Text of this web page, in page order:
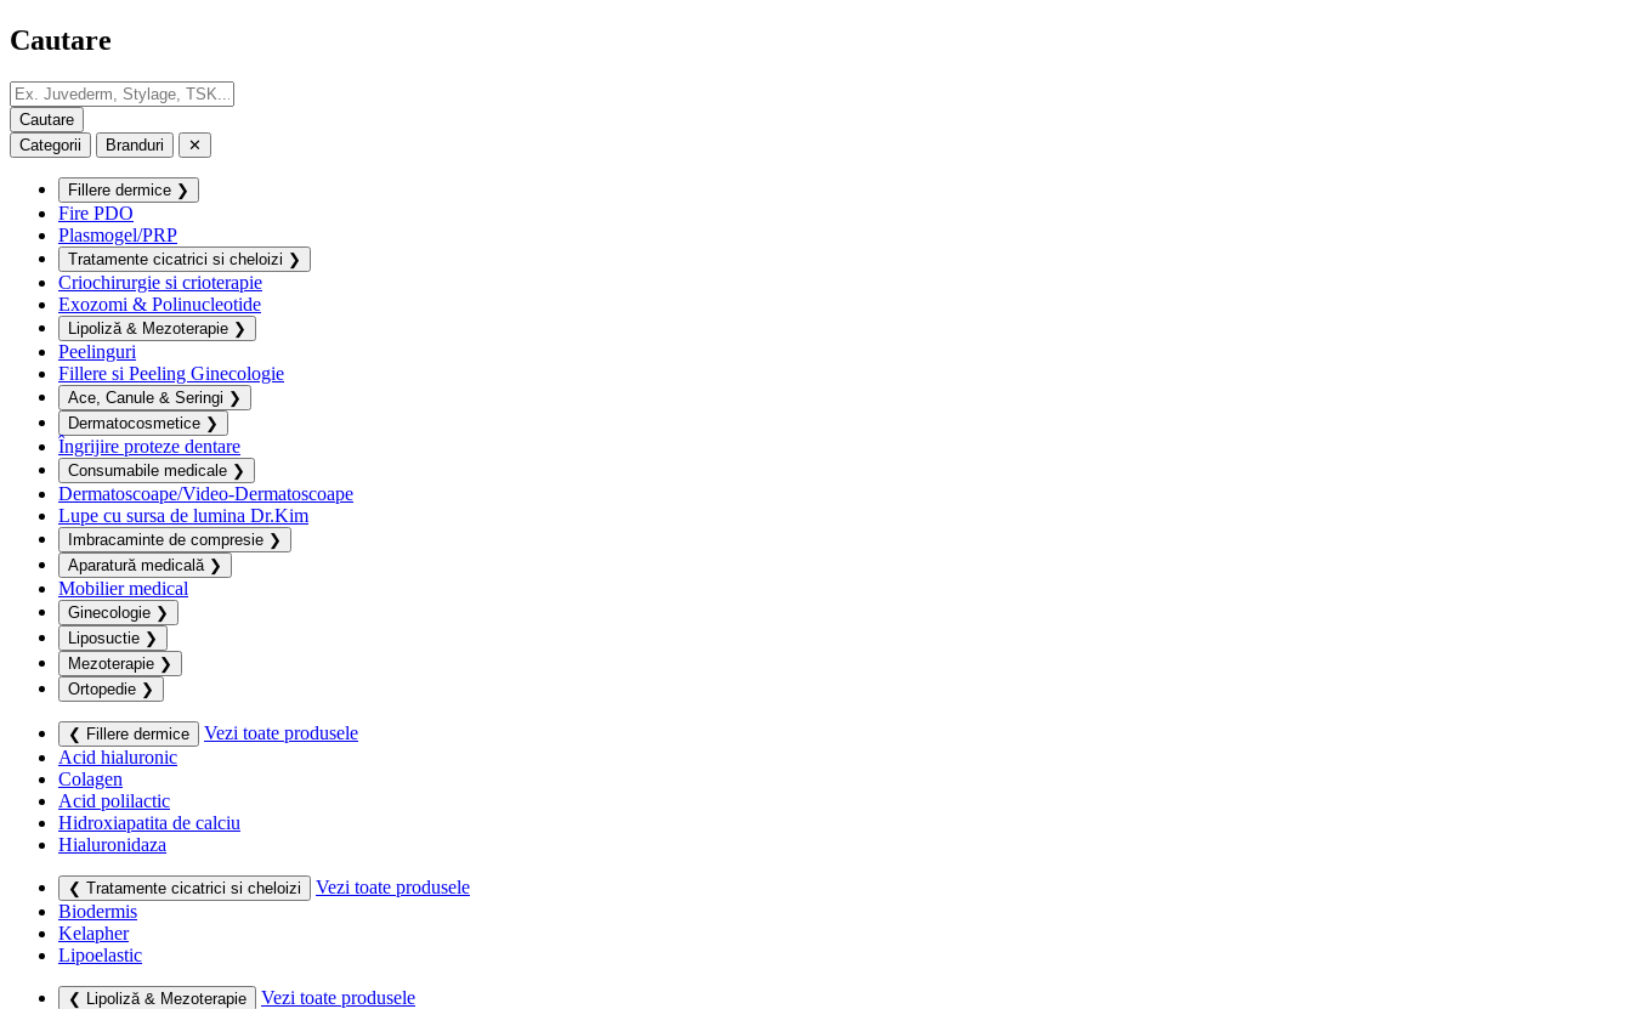
Cautare
Categorii Branduri ✕
Fillere dermice ❯
Fire PDO
Plasmogel/PRP
Tratamente cicatrici si cheloizi ❯
Criochirurgie si crioterapie
Exozomi & Polinucleotide
Lipoliză & Mezoterapie ❯
Peelinguri
Fillere si Peeling Ginecologie
Ace, Canule & Seringi ❯
Dermatocosmetice ❯
Îngrijire proteze dentare
Consumabile medicale ❯
Dermatoscoape/Video-Dermatoscoape
Lupe cu sursa de lumina Dr.Kim
Imbracaminte de compresie ❯
Aparatură medicală ❯
Mobilier medical
Ginecologie ❯
Liposuctie ❯
Mezoterapie ❯
Ortopedie ❯
❮ Fillere dermice
Vezi toate produsele
Acid hialuronic
Colagen
Acid polilactic
Hidroxiapatita de calciu
Hialuronidaza
❮ Tratamente cicatrici si cheloizi
Vezi toate produsele
Biodermis
Kelapher
Lipoelastic
❮ Lipoliză & Mezoterapie
Vezi toate produsele